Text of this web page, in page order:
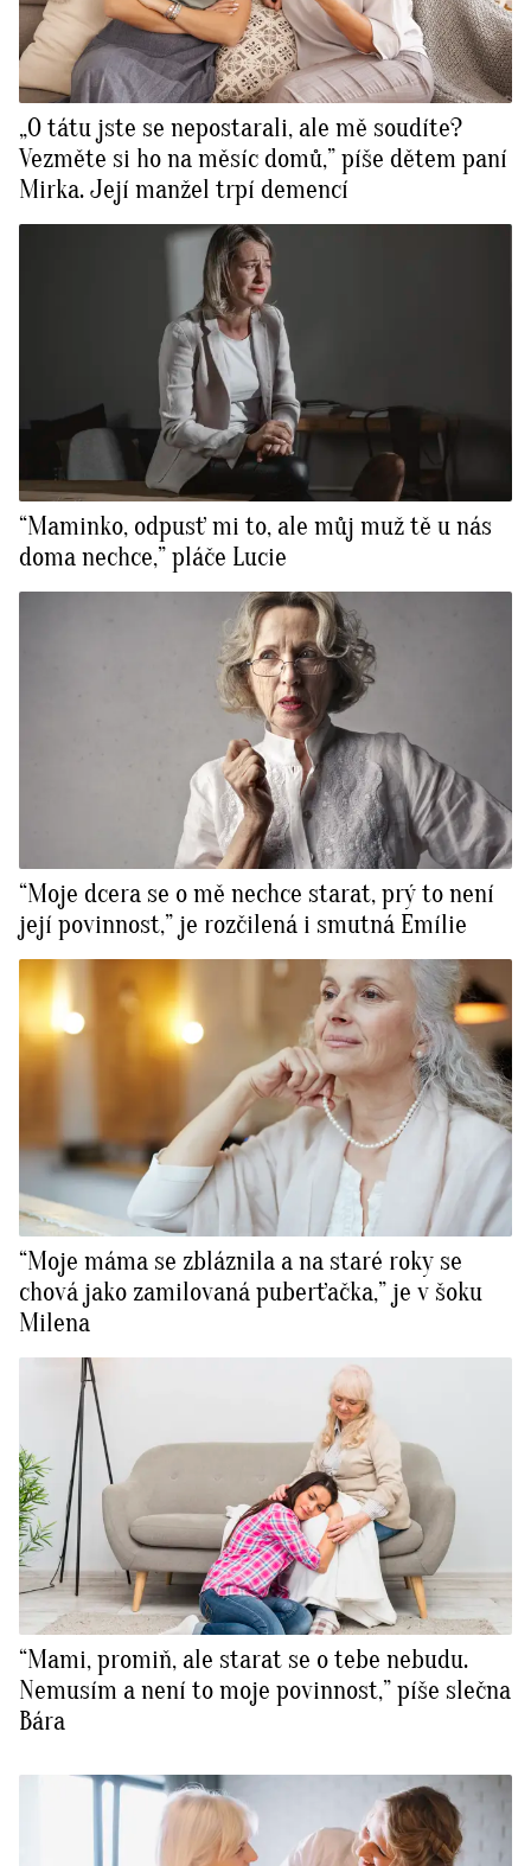
„O tátu jste se nepostarali, ale mě soudíte?
Vezměte si ho na měsíc domů,” píše dětem paní
Mirka. Její manžel trpí demencí
“Maminko, odpusť mi to, ale můj muž tě u nás
doma nechce,” pláče Lucie
“Moje dcera se o mě nechce starat, prý to není
její povinnost,” je rozčilená i smutná Emílie
“Moje máma se zbláznila a na staré roky se
chová jako zamilovaná puberťačka,” je v šoku
Milena
“Mami, promiň, ale starat se o tebe nebudu.
Nemusím a není to moje povinnost,” píše slečna
Bára